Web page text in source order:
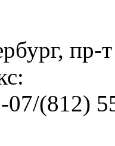
пр-
07/(812)